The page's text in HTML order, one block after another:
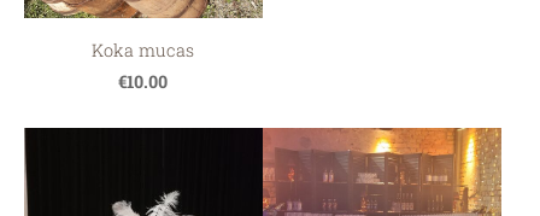
Koka mucas
€10.00